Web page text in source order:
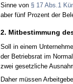
Sin­ne von § 17 Abs.1
aber fünf Pro­zent der
2. Mit­be­stim­mung
Soll in ei­nem
der Be­triebs­rat im
zwei ge­setz­li­che
Da­her müssen